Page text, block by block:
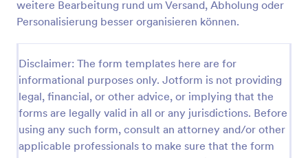
weitere Bearbeitung rund um Versand, Abholung oder
Personalisierung besser organisieren können.
Disclaimer: The form templates here are for
informational purposes only. Jotform is not providing
legal, financial, or other advice, or implying that the
forms are legally valid in all or any jurisdictions. Before
using any such form, consult an attorney and/or other
applicable professionals to make sure that the form
Zahlungsprozessor zu bestellen.
Go to Category:
Bestellformulare
Vorlage verwenden
Vorschau